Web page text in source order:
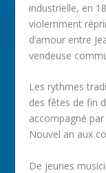
industrielle, en
violemment
d’amour entre
vendeuse
Les rythmes
des fêtes de fin
accompagné
Nouvel an aux
De jeunes